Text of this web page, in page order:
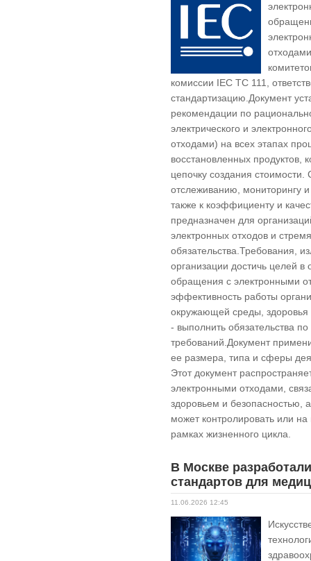
комиссии IEC TC 111,
стандартизацию.Документ
рекомендации по
электрического и
отходами) на всех этапах
восстановленных продуктов,
цепочку создания
отслеживанию, мониторингу
также к коэффициенту и
предназначен для
электронных отходов и
обязательства.Требования,
организации достичь целей в
обращения с электронными
эффективность работы
окружающей среды, здоровья
- выполнить обязательства
требований.Документ
ее размера, типа и сферы
Этот документ
электронными отходами,
здоровьем и безопасностью,
может контролировать или
рамках жизненного цикла.
В Москве
стандартов для
11.06.2026 12:45